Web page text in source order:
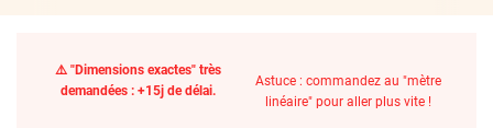
⚠️ "Dimensions exactes" très
demandées : +15j de délai.
Astuce : commandez au "mètre
linéaire" pour aller plus vite !